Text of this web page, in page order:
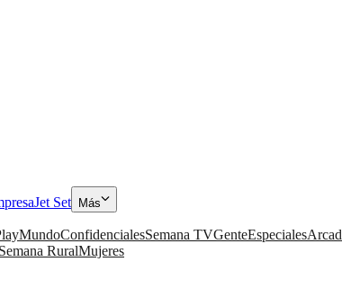
Jet Set Más
MundoConfidencialesSemana TVGenteEspeciales
Semana RuralMujeres